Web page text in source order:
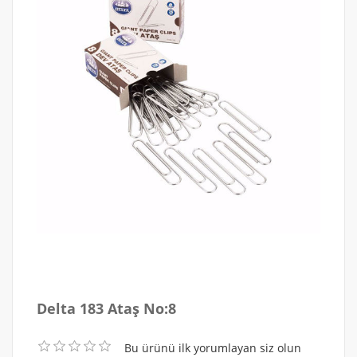
Delta 183 Ataş No:8
Bu ürünü ilk yorumlayan siz olun